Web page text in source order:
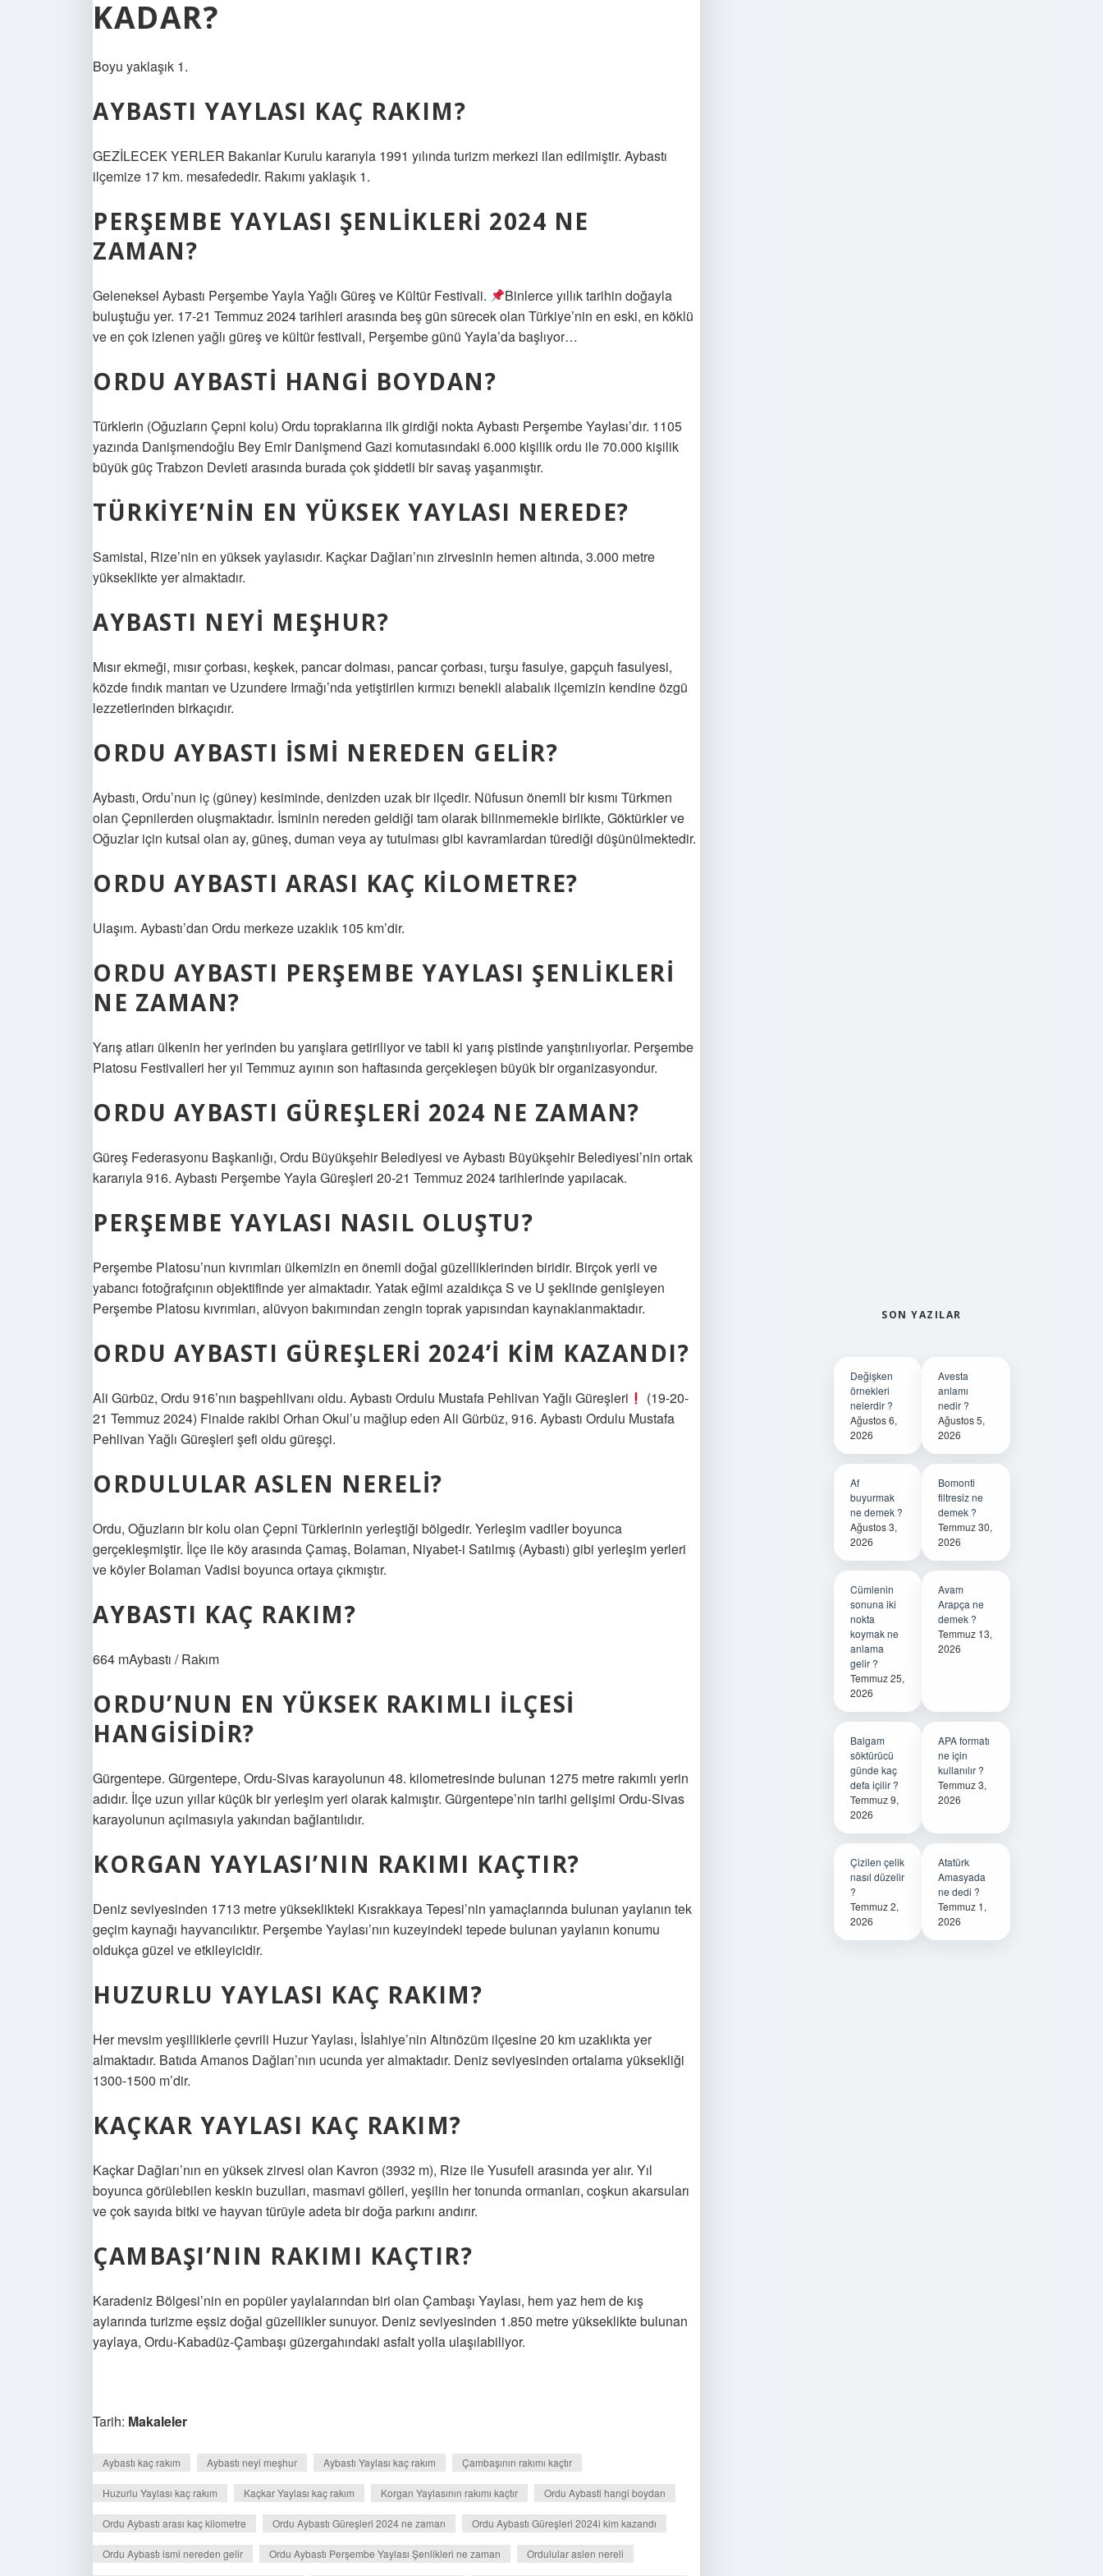
KADAR?
Boyu yaklaşık 1.
AYBASTI YAYLASI KAÇ RAKIM?
GEZİLECEK YERLER Bakanlar Kurulu kararıyla 1991 yılında turizm merkezi ilan edilmiştir. Aybastı
ilçemize 17 km. mesafededir. Rakımı yaklaşık 1.
PERŞEMBE YAYLASI ŞENLIKLERI 2024 NE
ZAMAN?
Geleneksel Aybastı Perşembe Yayla Yağlı Güreş ve Kültür Festivali.
Binlerce yıllık tarihin doğayla
buluştuğu yer. 17-21 Temmuz 2024 tarihleri ​​arasında beş gün sürecek olan Türkiye’nin en eski, en köklü
ve en çok izlenen yağlı güreş ve kültür festivali, Perşembe günü Yayla’da başlıyor…
ORDU AYBASTI HANGI BOYDAN?
Türklerin (Oğuzların Çepni kolu) Ordu topraklarına ilk girdiği nokta Aybastı Perşembe Yaylası’dır. 1105
yazında Danişmendoğlu Bey Emir Danişmend Gazi komutasındaki 6.000 kişilik ordu ile 70.000 kişilik
büyük güç Trabzon Devleti arasında burada çok şiddetli bir savaş yaşanmıştır.
TÜRKIYE’NIN EN YÜKSEK YAYLASI NEREDE?
Samistal, Rize’nin en yüksek yaylasıdır. Kaçkar Dağları’nın zirvesinin hemen altında, 3.000 metre
yükseklikte yer almaktadır.
AYBASTI NEYI MEŞHUR?
Mısır ekmeği, mısır çorbası, keşkek, pancar dolması, pancar çorbası, turşu fasulye, gapçuh fasulyesi,
közde fındık mantarı ve Uzundere Irmağı’nda yetiştirilen kırmızı benekli alabalık ilçemizin kendine özgü
lezzetlerinden birkaçıdır.
ORDU AYBASTI ISMI NEREDEN GELIR?
Aybastı, Ordu’nun iç (güney) kesiminde, denizden uzak bir ilçedir. Nüfusun önemli bir kısmı Türkmen
olan Çepnilerden oluşmaktadır. İsminin nereden geldiği tam olarak bilinmemekle birlikte, Göktürkler ve
Oğuzlar için kutsal olan ay, güneş, duman veya ay tutulması gibi kavramlardan türediği düşünülmektedir.
ORDU AYBASTI ARASI KAÇ KILOMETRE?
Ulaşım. Aybastı’dan Ordu merkeze uzaklık 105 km’dir.
ORDU AYBASTI PERŞEMBE YAYLASI ŞENLIKLERI
NE ZAMAN?
Yarış atları ülkenin her yerinden bu yarışlara getiriliyor ve tabii ki yarış pistinde yarıştırılıyorlar. Perşembe
Platosu Festivalleri her yıl Temmuz ayının son haftasında gerçekleşen büyük bir organizasyondur.
ORDU AYBASTI GÜREŞLERI 2024 NE ZAMAN?
Güreş Federasyonu Başkanlığı, Ordu Büyükşehir Belediyesi ve Aybastı Büyükşehir Belediyesi’nin ortak
kararıyla 916. Aybastı Perşembe Yayla Güreşleri 20-21 Temmuz 2024 tarihlerinde yapılacak.
PERŞEMBE YAYLASI NASIL OLUŞTU?
Perşembe Platosu’nun kıvrımları ülkemizin en önemli doğal güzelliklerinden biridir. Birçok yerli ve
yabancı fotoğrafçının objektifinde yer almaktadır. Yatak eğimi azaldıkça S ve U şeklinde genişleyen
Perşembe Platosu kıvrımları, alüvyon bakımından zengin toprak yapısından kaynaklanmaktadır.
ORDU AYBASTI GÜREŞLERI 2024’I KIM KAZANDI?
Ali Gürbüz, Ordu 916’nın başpehlivanı oldu. Aybastı Ordulu Mustafa Pehlivan Yağlı Güreşleri
(19-20-
21 Temmuz 2024) Finalde rakibi Orhan Okul’u mağlup eden Ali Gürbüz, 916. Aybastı Ordulu Mustafa
Pehlivan Yağlı Güreşleri şefi oldu güreşçi.
ORDULULAR ASLEN NERELI?
Ordu, Oğuzların bir kolu olan Çepni Türklerinin yerleştiği bölgedir. Yerleşim vadiler boyunca
gerçekleşmiştir. İlçe ile köy arasında Çamaş, Bolaman, Niyabet-i Satılmış (Aybastı) gibi yerleşim yerleri
ve köyler Bolaman Vadisi boyunca ortaya çıkmıştır.
AYBASTI KAÇ RAKIM?
664 mAybastı / Rakım
ORDU’NUN EN YÜKSEK RAKIMLI ILÇESI
HANGISIDIR?
Gürgentepe. Gürgentepe, Ordu-Sivas karayolunun 48. kilometresinde bulunan 1275 metre rakımlı yerin
adıdır. İlçe uzun yıllar küçük bir yerleşim yeri olarak kalmıştır. Gürgentepe’nin tarihi gelişimi Ordu-Sivas
karayolunun açılmasıyla yakından bağlantılıdır.
KORGAN YAYLASI’NIN RAKIMI KAÇTIR?
Deniz seviyesinden 1713 metre yükseklikteki Kısrakkaya Tepesi’nin yamaçlarında bulunan yaylanın tek
geçim kaynağı hayvancılıktır. Perşembe Yaylası’nın kuzeyindeki tepede bulunan yaylanın konumu
oldukça güzel ve etkileyicidir.
HUZURLU YAYLASI KAÇ RAKIM?
Her mevsim yeşilliklerle çevrili Huzur Yaylası, İslahiye’nin Altınözüm ilçesine 20 km uzaklıkta yer
almaktadır. Batıda Amanos Dağları’nın ucunda yer almaktadır. Deniz seviyesinden ortalama yüksekliği
1300-1500 m’dir.
KAÇKAR YAYLASI KAÇ RAKIM?
Kaçkar Dağları’nın en yüksek zirvesi olan Kavron (3932 m), Rize ile Yusufeli arasında yer alır. Yıl
boyunca görülebilen keskin buzulları, masmavi gölleri, yeşilin her tonunda ormanları, coşkun akarsuları
ve çok sayıda bitki ve hayvan türüyle adeta bir doğa parkını andırır.
ÇAMBAŞI’NIN RAKIMI KAÇTIR?
Karadeniz Bölgesi’nin en popüler yaylalarından biri olan Çambaşı Yaylası, hem yaz hem de kış
aylarında turizme eşsiz doğal güzellikler sunuyor. Deniz seviyesinden 1.850 metre yükseklikte bulunan
yaylaya, Ordu-Kabadüz-Çambaşı güzergahındaki asfalt yolla ulaşılabiliyor.
Tarih: Makaleler
Aybastı kaç rakım Aybastı neyi meşhur Aybastı Yaylası kaç rakım Çambaşının rakımı kaçtır
Huzurlu Yaylası kaç rakım Kaçkar Yaylası kaç rakım Korgan Yaylasının rakımı kaçtır Ordu Aybasti hangi boydan
Ordu Aybastı arası kaç kilometre Ordu Aybastı Güreşleri 2024 ne zaman Ordu Aybastı Güreşleri 2024i kim kazandı
Ordu Aybastı ismi nereden gelir Ordu Aybastı Perşembe Yaylası Şenlikleri ne zaman Ordulular aslen nereli
SON YAZILAR
Değişken
örnekleri
nelerdir ?
Ağustos 6,
2026
Avesta
anlamı
nedir ?
Ağustos 5,
2026
Af
buyurmak
ne demek ?
Ağustos 3,
2026
Bomonti
filtresiz ne
demek ?
Temmuz 30,
2026
Cümlenin
sonuna iki
nokta
koymak ne
anlama
gelir ?
Temmuz 25,
2026
Avam
Arapça ne
demek ?
Temmuz 13,
2026
Balgam
söktürücü
günde kaç
defa içilir ?
Temmuz 9,
2026
APA formatı
ne için
kullanılır ?
Temmuz 3,
2026
Çizilen çelik
nasıl düzelir
?
Temmuz 2,
2026
Atatürk
Amasyada
ne dedi ?
Temmuz 1,
2026